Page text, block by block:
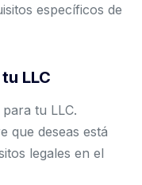
específicos de
LLC
tu LLC.
que deseas está
legales en el